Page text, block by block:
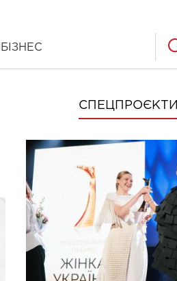
БІЗНЕС
СПЕЦПРОЄКТИ